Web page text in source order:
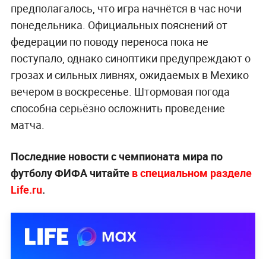
предполагалось, что игра начнётся в час ночи
понедельника. Официальных пояснений от
федерации по поводу переноса пока не
поступало, однако синоптики предупреждают о
грозах и сильных ливнях, ожидаемых в Мехико
вечером в воскресенье. Штормовая погода
способна серьёзно осложнить проведение
матча.
Последние новости с чемпионата мира по
футболу ФИФА читайте в специальном разделе
Life.ru.